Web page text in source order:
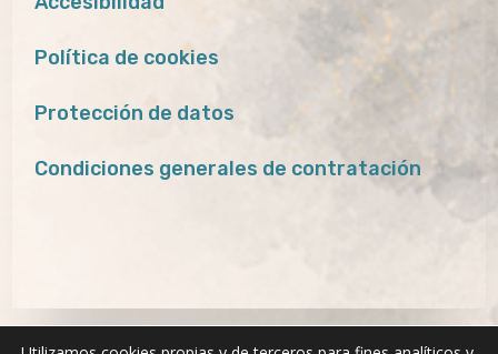
Política de cookies
Protección de datos
Condiciones generales de contratación